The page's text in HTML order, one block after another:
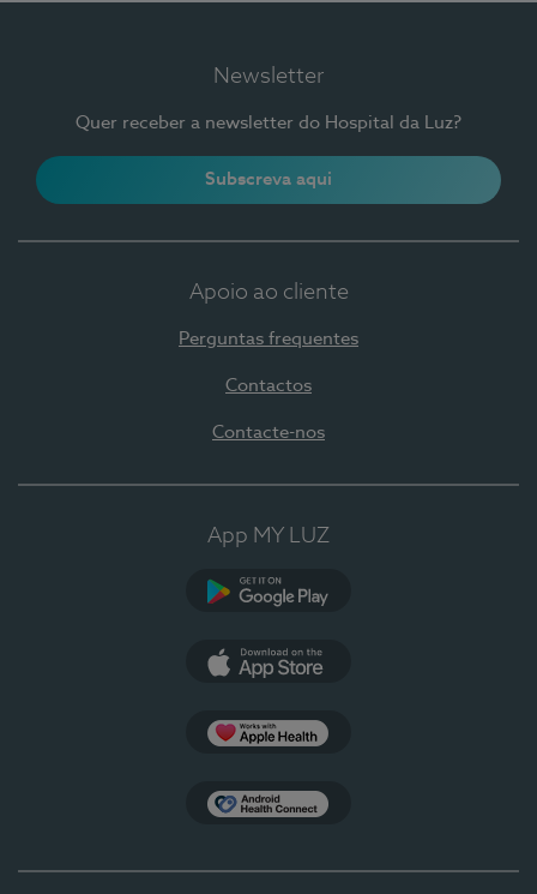
Newsletter
Quer receber a newsletter do Hospital da Luz?
Subscreva aqui
Apoio ao cliente
Perguntas frequentes
Contactos
Contacte-nos
App MY LUZ